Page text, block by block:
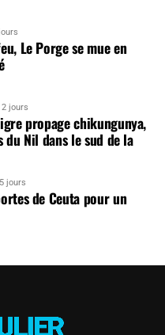
Le Porge se mue en
2 jours
propage chikungunya,
du Nil dans le sud de la
jours
de Ceuta pour un